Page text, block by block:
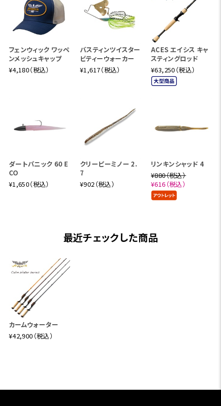
ョンながらt24グラファイトを基軸としたブランクがしっとり
とした粘りとトルクを発揮。ビッグバスと対峙可能な上質な
ライトプラッギングを提供します。
【フェンウィック カームウォーター グラファイト CWG56CML
J】
Length:5'6"(168cm) Lure:1/4-5/8oz Line:8-16lb ミディ
も汎用性が高く、人気を博してきた4Power(ミディアムライト
アクション)モデルをベースに、新たなブランク設計思想を導
入してモディファイしました。適度な張りを持つ中弾性グラフ
パーと組み合わせる事で、とても素直で心地良いキャストフ
ィールを実現。同時にとても軽量で軽快なロッドワークが可
能なロッドが完成しました。大人の雰囲気を纏ったフェンウ
ィックテイストたっぷりなディテールでありながら、小～中型
対応する懐の深さを併せ持ちます。一定の重量を背負えるパ
【フェンウィック カームウォーター グラス CW50CLJ】
Length:5’0”(152cm) Line:8?20lb. Lure:1/4-5/8oz. スロ
ー Weight:235g
フローター、カヤック、ジョンボートにマッチするショートレン
グスライトアクションロッドです。軽量UDグラスマテリアルに
パラボリックなテーパーデザインを組み合わせることで、小
ませる操作感も備え、そのハンドリング性能は軽快そのもの。
フェンウィック ワッペ
ンメッシュキャップ
¥4,180（税込）
バスティンツイスター
ビティーウォーカー
¥1,617（税込）
ACES エイシス キャ
スティングロッド
¥63,250（税込）
ダートパニック 60 E
CO
¥1,650（税込）
クリーピーミノー 2.
7
¥902（税込）
リンキンシャッド 4
¥880（税込）
¥616（税込）
最近チェックした商品
カームウォーター
¥42,900（税込）